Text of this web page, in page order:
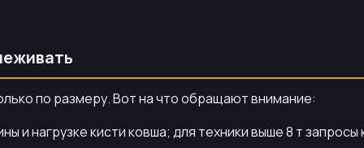
по размеру. Вот на что обращают внимание:
и нагрузке кисти ковша; для техники выше 8 т запросы